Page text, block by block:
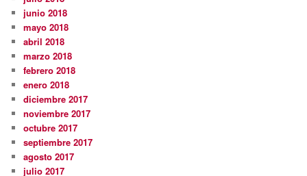
junio 2018
mayo 2018
abril 2018
marzo 2018
febrero 2018
enero 2018
diciembre 2017
noviembre 2017
octubre 2017
septiembre 2017
agosto 2017
julio 2017